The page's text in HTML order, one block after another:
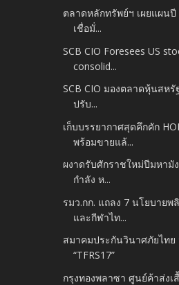
ตลาดหลักทรัพย์ฯ เผยแผน
เชื่อมั่...
SCB CIO Foresees US
consolid...
SCB CIO มองตลาดหุ้นสห
ปรับ...
เก็บบรรยากาศสุดคึกคัก
พร้อมขายแล้...
ผงาดรับศักราชใหม่ปีมหามั
กำลัง ห...
รมว.กก. แถลง 7 นโยบายพ
และกีฬาไท...
สมาคมประกันวินาศภัยไทย
“TFRS17”
กรุงทองพลาซา ศูนย์ค้าส่งเ